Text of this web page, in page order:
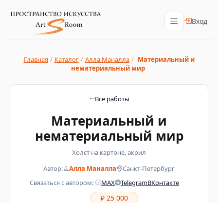
Вход
Главная / Каталог / Алла Маналла / Материальный и
нематериальный мир
Все работы
Материальный и
нематериальный мир
Холст на картоне, акрил
Автор: Алла Маналла
Санкт-Петербург
Связаться с автором:
MAX TelegramВКонтакте
₽ 25 000